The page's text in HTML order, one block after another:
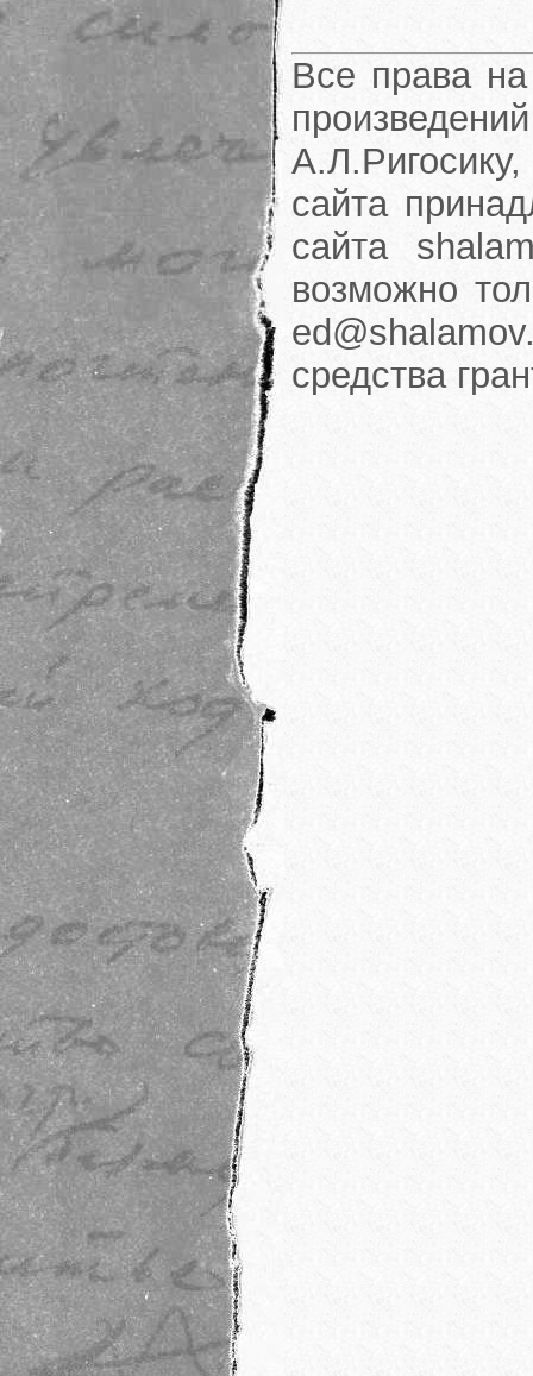
Все права на
сайта
сайта
возможно
средства